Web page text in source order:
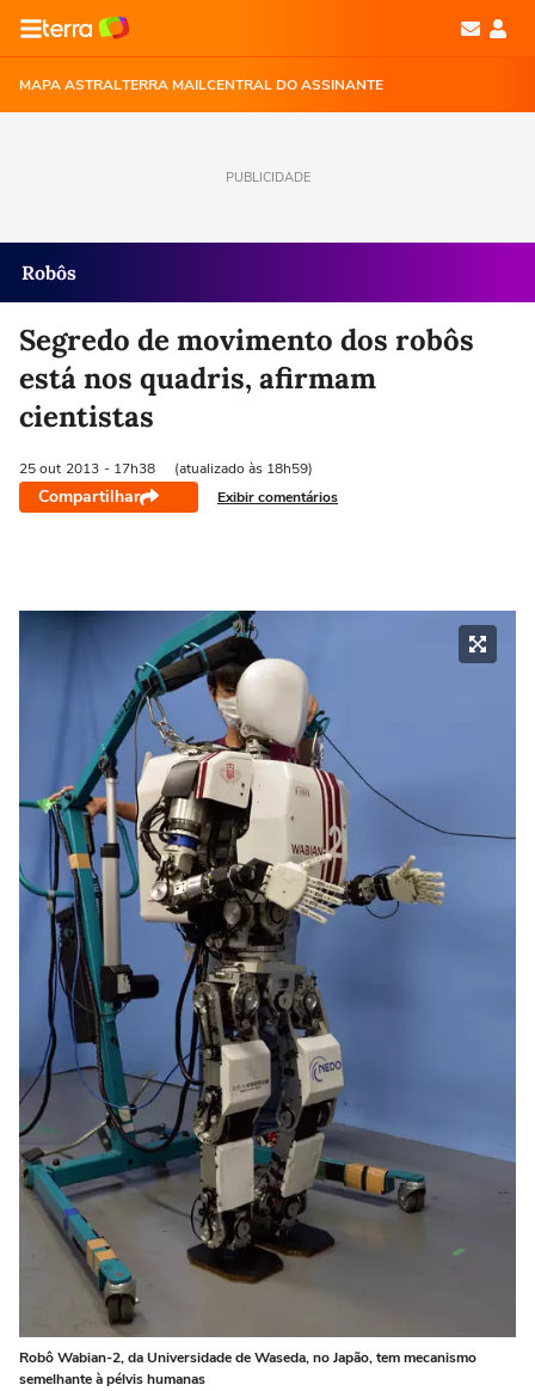
MAPA ASTRALTERRA MAILCENTRAL DO ASSINANTE
PUBLICIDADE
Robôs
Segredo de movimento dos robôs
está nos quadris, afirmam
cientistas
25 out 2013 - 17h38 (atualizado às 18h59)
Compartilhar Exibir comentários
Robô Wabian-2, da Universidade de Waseda, no Japão, tem mecanismo
semelhante à pélvis humanas